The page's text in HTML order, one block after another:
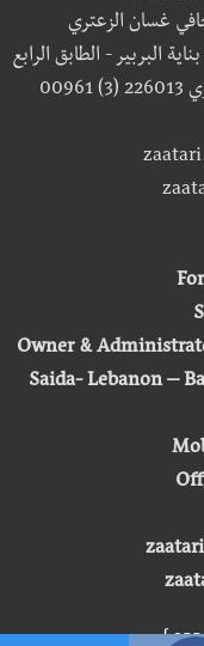
غسان الزعتري
البربير - الطابق الرابع
Owner &
Saida- Lebanon –